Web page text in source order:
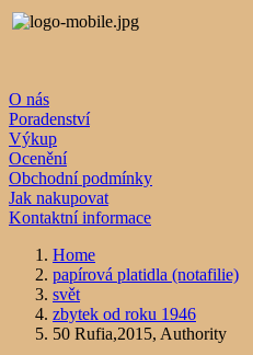
O nás
Poradenství
Výkup
Ocenění
Obchodní podmínky
Jak nakupovat
Kontaktní informace
Home
papírová platidla (notafilie)
svět
zbytek od roku 1946
50 Rufia,2015, Authority